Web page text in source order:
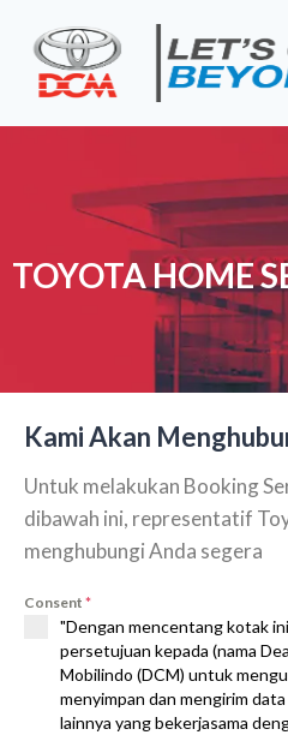
TOYOTA HOME
Kami Akan
Untuk melakukan Booking
dibawah ini, representatif
menghubungi Anda segera
Consent *
"Dengan mencentang kotak
persetujuan kepada (nama
Mobilindo (DCM) untuk
menyimpan dan mengirim
lainnya yang bekerjasama